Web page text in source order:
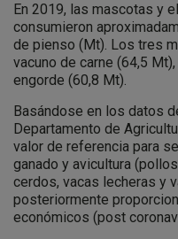
En 2019, las mascotas y
consumieron
de pienso (Mt). Los tres
vacuno de carne (64,5
engorde (60,8 Mt).
Basándose en los datos
Departamento de
valor de referencia para
ganado y avicultura
cerdos, vacas lecheras y
posteriormente
económicos (post